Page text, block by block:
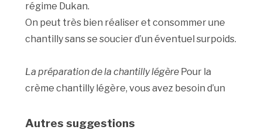
régime Dukan.
On peut très bien réaliser et consommer une
chantilly sans se soucier d’un éventuel surpoids.
La préparation de la chantilly légère Pour la
crème chantilly légère, vous avez besoin d’un
Autres suggestions